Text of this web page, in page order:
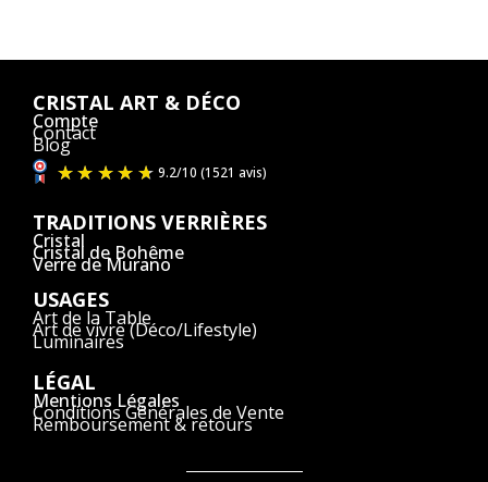
CRISTAL ART & DÉCO
Compte
Contact
Blog
TRADITIONS VERRIÈRES
Cristal
Cristal de Bohême
Verre de Murano
USAGES
Art de la Table
Art de vivre (Déco/Lifestyle)
Luminaires
LÉGAL
Mentions Légales
Conditions Générales de Vente
Remboursement & retours